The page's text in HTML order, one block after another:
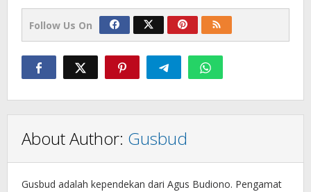
Follow Us On
About Author: Gusbud
Gusbud adalah kependekan dari Agus Budiono. Pengamat